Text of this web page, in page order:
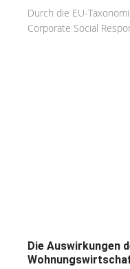
Durch die EU-
Corporate Social
Die Auswirkungen